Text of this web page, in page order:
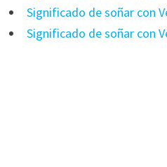
Significado de soñar con
Significado de soñar con